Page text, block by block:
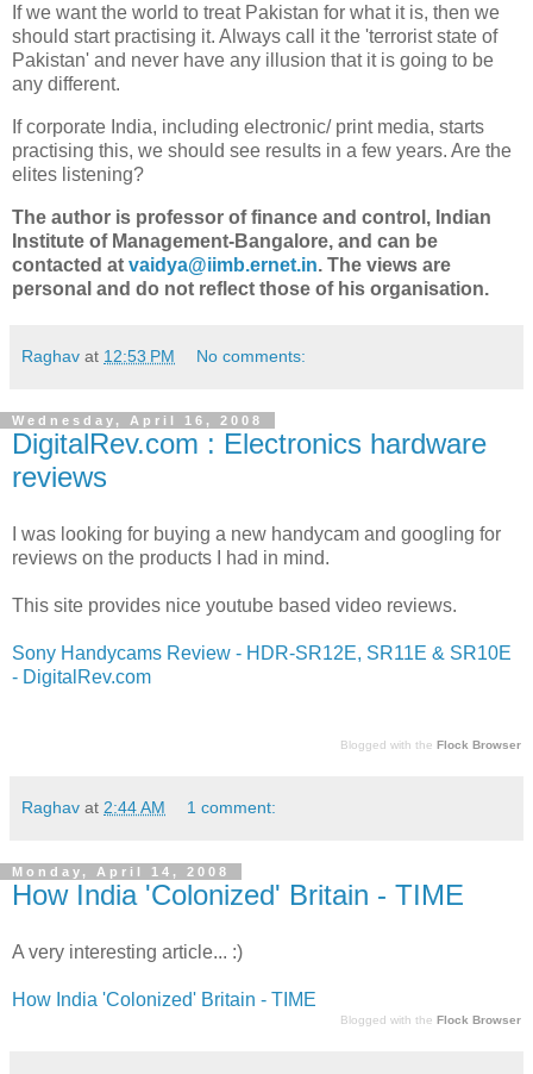
If we want the world to treat Pakistan for what it is, then we
should start practising it. Always call it the 'terrorist state of
Pakistan' and never have any illusion that it is going to be
any different.
If corporate India, including electronic/ print media, starts
practising this, we should see results in a few years. Are the
elites listening?
The author is professor of finance and control, Indian
Institute of Management-Bangalore, and can be
contacted at vaidya@iimb.ernet.in. The views are
personal and do not reflect those of his organisation.
Raghav at 12:53 PM No comments:
Wednesday, April 16, 2008
DigitalRev.com : Electronics hardware
reviews
I was looking for buying a new handycam and googling for
reviews on the products I had in mind.
This site provides nice youtube based video reviews.
Sony Handycams Review - HDR-SR12E, SR11E & SR10E
- DigitalRev.com
Blogged with the Flock Browser
Raghav at 2:44 AM 1 comment:
Monday, April 14, 2008
How India 'Colonized' Britain - TIME
A very interesting article... :)
How India 'Colonized' Britain - TIME
Blogged with the Flock Browser